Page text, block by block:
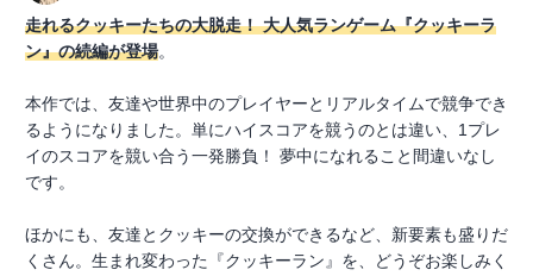
走れるクッキーたちの大脱走！ 大人気ランゲーム『クッキーラ
ン』の続編が登場。
本作では、友達や世界中のプレイヤーとリアルタイムで競争でき
るようになりました。単にハイスコアを競うのとは違い、1プレ
イのスコアを競い合う一発勝負！ 夢中になれること間違いなし
です。
ほかにも、友達とクッキーの交換ができるなど、新要素も盛りだ
くさん。生まれ変わった『クッキーラン』を、どうぞお楽しみく